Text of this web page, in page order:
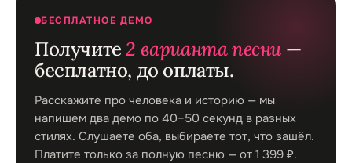
БЕСПЛАТНОЕ ДЕМО
Получите2 варианта песни —
бесплатно, до оплаты.
Расскажите про человека и историю — мы
напишем два демо по 40–50 секунд в разных
стилях. Слушаете оба, выбираете тот, что зашёл.
Платите только за полную песню — от 1 399 ₽.